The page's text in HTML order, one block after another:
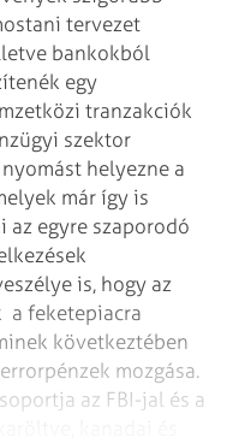
tervezet
bankokból
egy
tranzakciók
szektor
helyezne a
már így is
egyre szaporodó
is, hogy az
a feketepiacra
következtében
mozgása.
az FBI-jal és a